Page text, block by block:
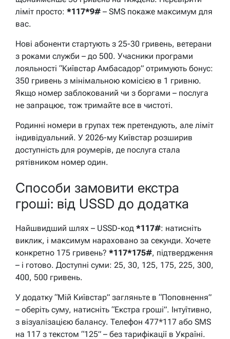
ліміт просто: *117*9# – SMS покаже максимум для
вас.
Нові абоненти стартують з 25-30 гривень, ветерани
з роками служби – до 500. Учасники програми
лояльності “Київстар Амбасадор” отримують бонус:
350 гривень з мінімальною комісією в 1 гривню.
Якщо номер заблокований чи з боргами – послуга
не запрацює, тож тримайте все в чистоті.
Родинні номери в групах теж претендують, але ліміт
індивідуальний. У 2026-му Київстар розширив
доступність для роумерів, де послуга стала
рятівником номер один.
Способи замовити екстра
гроші: від USSD до додатка
Найшвидший шлях – USSD-код *117#: натисніть
виклик, і максимум нараховано за секунди. Хочете
конкретно 175 гривень? *117*175#, підтвердження
– і готово. Доступні суми: 25, 30, 125, 175, 225, 300,
400, 500 гривень.
У додатку “Мій Київстар” загляньте в “Поповнення”
– оберіть суму, натисніть “Екстра гроші”. Інтуїтивно,
з візуалізацією балансу. Телефон 477*117 або SMS
на 117 з текстом “125” – без тарифікації в Україні.